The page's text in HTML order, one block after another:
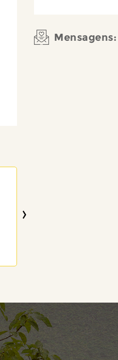
›
Mensagens: